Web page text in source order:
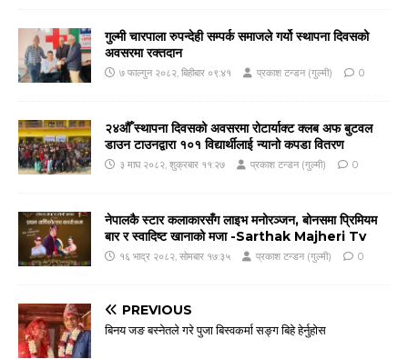
गुल्मी चारपाला रुपन्देही सम्पर्क समाजले गर्यो स्थापना दिवसको
अवसरमा रक्तदान
७ फाल्गुन २०८२, बिहीबार ०९:४१ प्रकाश टन्डन (गुल्मी) 0
२४औँ स्थापना दिवसको अवसरमा रोटार्याक्ट क्लब अफ बुटवल
डाउन टाउनद्वारा १०१ विद्यार्थीलाई न्यानो कपडा वितरण
३ माघ २०८२, शुक्रबार ११:२७ प्रकाश टन्डन (गुल्मी) 0
नेपालकै स्टार कलाकारसँग लाइभ मनोरञ्जन, बोनसमा प्रिमियम
बार र स्वादिष्ट खानाको मजा -Sarthak Majheri Tv
१६ भाद्र २०८२, सोमबार १७:३५ प्रकाश टन्डन (गुल्मी) 0
PREVIOUS
बिनय जङ बस्नेतले गरे पुजा बिस्वकर्मा सङ्ग बिहे हेर्नुहोस